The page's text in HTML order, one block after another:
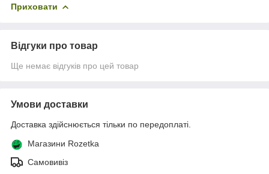
Приховати
Відгуки про товар
Ще немає відгуків про цей товар
Умови доставки
Доставка здійснюється тільки по передоплаті.
Магазини Rozetka
Самовивіз